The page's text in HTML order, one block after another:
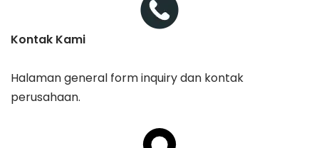
Kontak Kami
Halaman general form inquiry dan kontak
perusahaan.